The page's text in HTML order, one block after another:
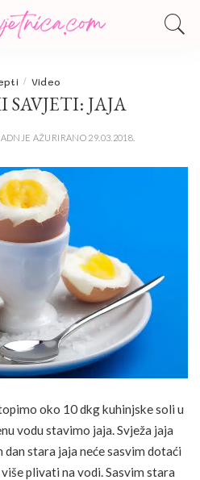
Video
SAVJETI: JAJA
AŽURIRANO 29.03.2018.
oko 10 dkg kuhinjske soli u
vodu stavimo jaja. Svježa jaja
dan stara jaja neće sasvim dotaći
plivati na vodi. Sasvim stara